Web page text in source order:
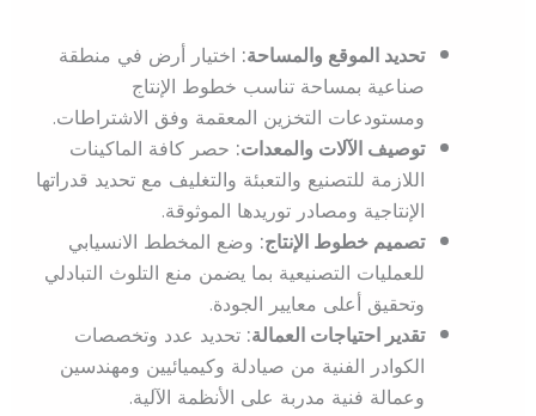
تحديد الموقع والمساحة:اختيار أرض في منطقة
صناعية بمساحة تناسب خطوط الإنتاج
ومستودعات التخزين المعقمة وفق الاشتراطات.
توصيف الآلات والمعدات:حصر كافة الماكينات
اللازمة للتصنيع والتعبئة والتغليف مع تحديد قدراتها
الإنتاجية ومصادر توريدها الموثوقة.
تصميم خطوط الإنتاج:وضع المخطط الانسيابي
للعمليات التصنيعية بما يضمن منع التلوث التبادلي
وتحقيق أعلى معايير الجودة.
تقدير احتياجات العمالة:تحديد عدد وتخصصات
الكوادر الفنية من صيادلة وكيميائيين ومهندسين
وعمالة فنية مدربة على الأنظمة الآلية.